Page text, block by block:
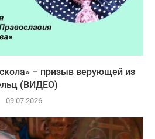
– призыв верующей из
(ВИДЕО)
09.07.2026